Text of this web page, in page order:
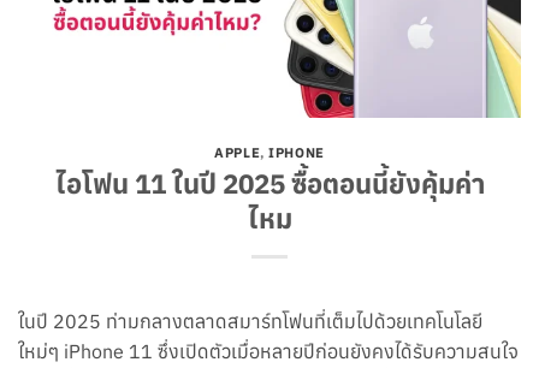
APPLE,IPHONE
ไอโฟน 11 ในปี 2025 ซื้อตอนนี้ยังคุ้มค่า
ไหม
ในปี 2025 ท่ามกลางตลาดสมาร์ทโฟนที่เต็มไปด้วยเทคโนโลยี
ใหม่ๆ iPhone 11 ซึ่งเปิดตัวเมื่อหลายปีก่อนยังคงได้รับความสนใจ